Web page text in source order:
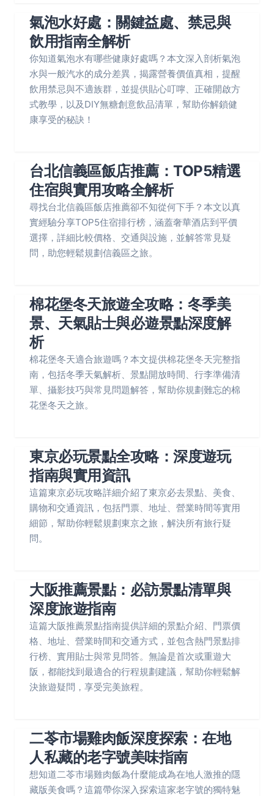
氣泡水好處：關鍵益處、禁忌與
飲用指南全解析
你知道氣泡水有哪些健康好處嗎？本文深入剖析氣泡
水與一般汽水的成分差異，揭露營養價值真相，提醒
飲用禁忌與不適族群，並提供貼心叮嚀、正確開啟方
式教學，以及DIY無糖創意飲品清單，幫助你解鎖健
康享受的秘訣！
台北信義區飯店推薦：TOP5精選
住宿與實用攻略全解析
尋找台北信義區飯店推薦卻不知從何下手？本文以真
實經驗分享TOP5住宿排行榜，涵蓋奢華酒店到平價
選擇，詳細比較價格、交通與設施，並解答常見疑
問，助您輕鬆規劃信義區之旅。
棉花堡冬天旅遊全攻略：冬季美
景、天氣貼士與必遊景點深度解
析
棉花堡冬天適合旅遊嗎？本文提供棉花堡冬天完整指
南，包括冬季天氣解析、景點開放時間、行李準備清
單、攝影技巧與常見問題解答，幫助你規劃難忘的棉
花堡冬天之旅。
東京必玩景點全攻略：深度遊玩
指南與實用資訊
這篇東京必玩攻略詳細介紹了東京必去景點、美食、
購物和交通資訊，包括門票、地址、營業時間等實用
細節，幫助你輕鬆規劃東京之旅，解決所有旅行疑
問。
大阪推薦景點：必訪景點清單與
深度旅遊指南
這篇大阪推薦景點指南提供詳細的景點介紹、門票價
格、地址、營業時間和交通方式，並包含熱門景點排
行榜、實用貼士與常見問答。無論是首次或重遊大
阪，都能找到最適合的行程規劃建議，幫助你輕鬆解
決旅遊疑問，享受完美旅程。
二苓市場雞肉飯深度探索：在地
人私藏的老字號美味指南
想知道二苓市場雞肉飯為什麼能成為在地人激推的隱
藏版美食嗎？這篇帶你深入探索這家老字號的獨特魅